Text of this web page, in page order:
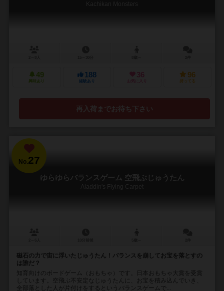
Kachikan Monsters
49
興味あり
188
経験あり
36
お気に入り
96
持ってる
再入荷までお待ち下さい
No.27
ゆらゆらバランスゲーム 空飛ぶじゅうたん
Aladdin's Flying Carpet
磁石の力で宙に浮いたじゅうたん！バランスを崩してお宝を落とすの
は誰だ？
知育向けのボードゲーム（おもちゃ）です。日本おもちゃ大賞を受賞
しています。空飛ぶ不安定なじゅうたんに、お宝を積み込んでいき、
全部落とした人が片付けをするというバランスゲームで...